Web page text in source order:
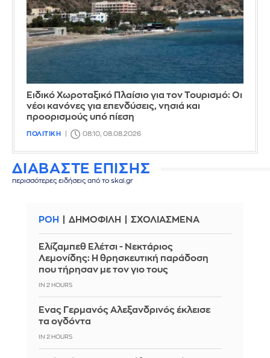
Ειδικό Χωροταξικό Πλαίσιο για τον Τουρισμό: Οι
νέοι κανόνες για επενδύσεις, νησιά και
προορισμούς υπό πίεση
ΠΟΛΙΤΙΚΗ 08:10, 08.08.2026
ΔΙΑΒΑΣΤΕ ΕΠΙΣΗΣ
περισσότερες ειδήσεις από το skai.gr
ΡΟΗ ΔΗΜΟΦΙΛΗ ΣΧΟΛΙΑΣΜΕΝΑ
Ελίζαμπεθ Ελέτσι - Νεκτάριος
Λεμονίδης: Η θρησκευτική παράδοση
που τήρησαν με τον γιο τους
IN 2 HOURS
Ένας Γερμανός Αλεξανδρινός έκλεισε
τα ογδόντα
IN 2 HOURS